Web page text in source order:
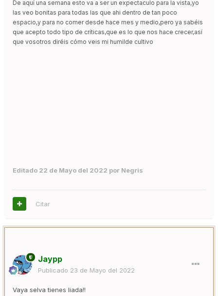
De aquí una semana esto va a ser un expectaculo para la vista,yo
las veo bonitas para todas las que ahi dentro de tan poco
espacio,y para no comer desde hace mes y medio,pero ya sabéis
que acepto todo tipo de críticas,que es lo que nos hace crecer,así
que vosotros diréis cómo veis mi humilde cultivo
Editado 22 de Mayo del 2022 por Negris
Citar
Jaypp
Publicado 23 de Mayo del 2022
Vaya selva tienes liada!!